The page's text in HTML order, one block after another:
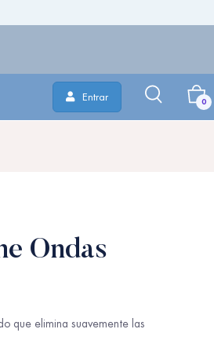
Entrar 0
Ondas
que elimina suavemente las